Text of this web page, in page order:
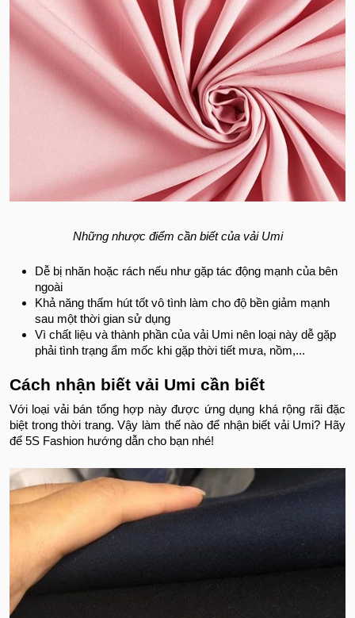
Những nhược điểm cần biết của vải Umi
Dễ bị nhăn hoặc rách nếu như gặp tác động mạnh của bên
ngoài
Khả năng thấm hút tốt vô tình làm cho độ bền giảm mạnh
sau một thời gian sử dụng
Vì chất liệu và thành phần của vải Umi nên loại này dễ gặp
phải tình trạng ẩm mốc khi gặp thời tiết mưa, nồm,...
Cách nhận biết vải Umi cần biết
Với loại vải bán tổng hợp này được ứng dụng khá rộng rãi đặc
biệt trong thời trang. Vậy làm thế nào để nhận biết vải Umi? Hãy
để 5S Fashion hướng dẫn cho bạn nhé!